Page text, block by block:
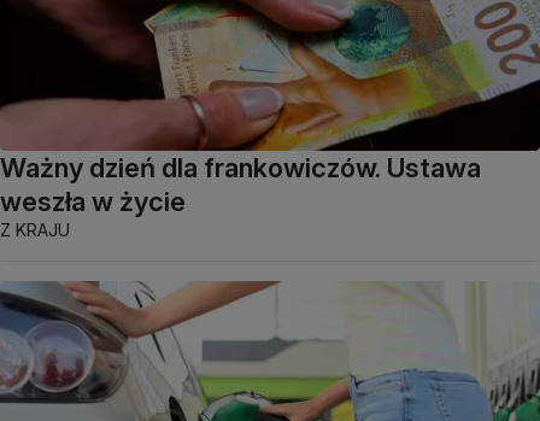
Ważny dzień dla frankowiczów. Ustawa
weszła w życie
Z KRAJU